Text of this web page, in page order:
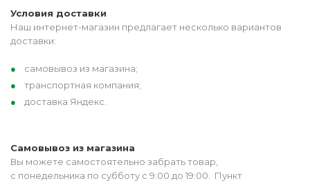
Условия доставки
Наш интернет-магазин предлагает несколько вариантов
доставки:
самовывоз из магазина;
транспортная компания;
доставка Яндекс.
Самовывоз из магазина
Вы можете самостоятельно забрать товар,
с понедельника по субботу с 9:00 до 19:00. Пункт